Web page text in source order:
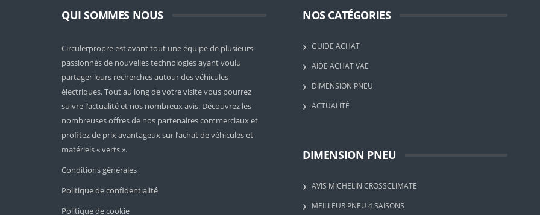
QUI SOMMES NOUS
Circulerpropre est avant tout une équipe de plusieurs
passionnés de nouvelles technologies ayant voulu
partager leurs recherches autour des véhicules
électriques. Tout au long de votre visite vous pourrez
suivre l’actualité et nos nombreux avis. Découvrez les
nombreuses offres de nos partenaires commerciaux et
profitez de prix avantageux sur l’achat de véhicules et
matériels « verts ».
Conditions générales
Politique de confidentialité
Politique de cookie
NOS CATÉGORIES
GUIDE ACHAT
AIDE ACHAT VAE
DIMENSION PNEU
ACTUALITÉ
DIMENSION PNEU
AVIS MICHELIN CROSSCLIMATE
MEILLEUR PNEU 4 SAISONS